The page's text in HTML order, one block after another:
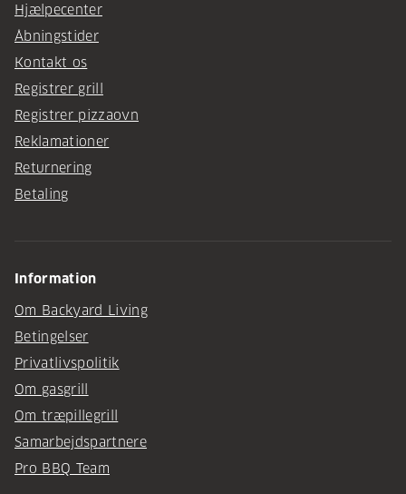
Hjælpecenter
Åbningstider
Kontakt os
Registrer grill
Registrer pizzaovn
Reklamationer
Returnering
Betaling
Information
Om Backyard Living
Betingelser
Privatlivspolitik
Om gasgrill
Om træpillegrill
Samarbejdspartnere
Pro BBQ Team